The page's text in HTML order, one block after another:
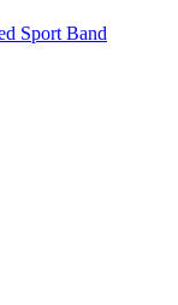
Sport Band